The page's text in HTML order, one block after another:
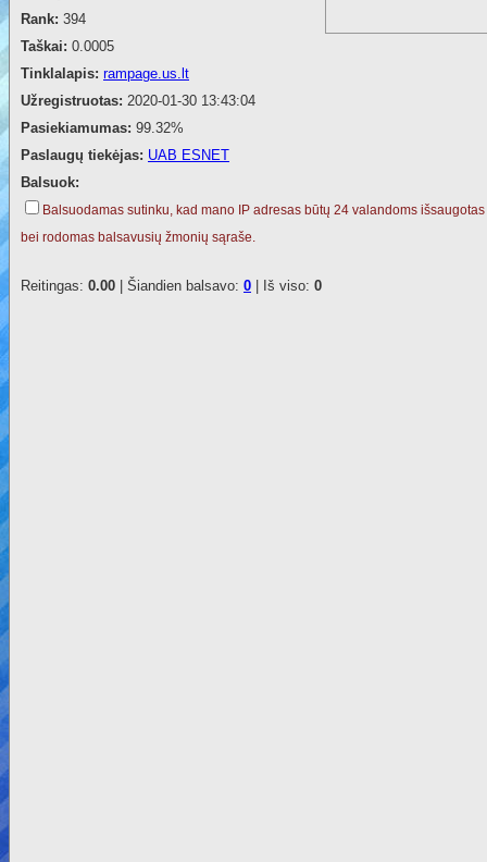
Rank: 394
Taškai: 0.0005
Tinklalapis: rampage.us.lt
Užregistruotas: 2020-01-30 13:43:04
Pasiekiamumas: 99.32%
Paslaugų tiekėjas: UAB ESNET
Balsuok:
Balsuodamas sutinku, kad mano IP adresas būtų 24 valandoms išsaugotas
bei rodomas balsavusių žmonių sąraše.
Reitingas: 0.00 | Šiandien balsavo: 0 | Iš viso: 0